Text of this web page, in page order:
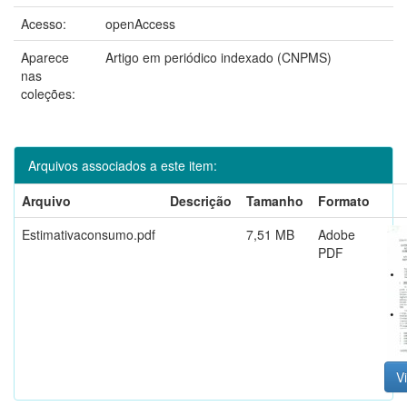
Acesso:
openAccess
Aparece
nas
coleções:
Artigo em periódico indexado (CNPMS)
Arquivos associados a este item:
Arquivo
Descrição Tamanho
Formato
Estimativaconsumo.pdf
7,51 MB
Adobe
PDF